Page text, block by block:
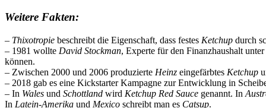
Weitere Fakten:
– Thixotropie beschreibt die Eigenschaft, dass festes Ketchup durch
– 1981 wollte David Stockman, Experte für den Finanzhaushalt unter
können.
– Zwischen 2000 und 2006 produzierte Heinz eingefärbtes Ketchup
– 2018 gab es eine Kickstarter Kampagne zur Entwicklung in
– In Wales und Schottland wird Ketchup Red Sauce genannt. In
In Latein-Amerika und Mexico schreibt man es Catsup.